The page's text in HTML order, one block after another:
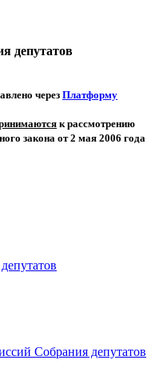
депутатов
через Платформу
к рассмотрению
закона от 2 мая 2006 года
Собрания депутатов